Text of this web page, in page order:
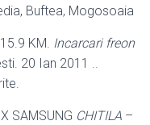
Buftea, Mogosoaia
KM. Incarcari freon
20 Ian 2011 ..
SAMSUNG CHITILA –